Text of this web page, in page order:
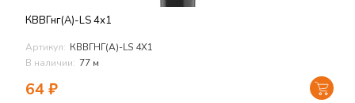
КВВГнг(А)-LS 4х1
Артикул: КВВГНГ(А)-LS 4Х1
В наличии: 77 м
64₽